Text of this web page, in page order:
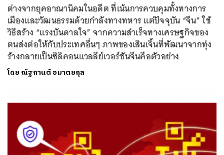
ต่างจากยุคอาณานิคมในอดีต ที่เน้นการควบคุมทั้งทางการ
เมืองและวัฒนธรรมด้วยกำลังทางทหาร แต่ปัจจุบัน “จีน” ใช้
วิธีสร้าง “แรงบันดาลใจ” จากความสำเร็จทางเศรษฐกิจของ
ตนส่งต่อให้กับประเทศอื่นๆ ภาพของเสินเจิ้นที่พัฒนาจากทุ่ง
ร้างกลายเป็นซิลิคอนแวลลีย์เวอร์ชันจีนคือตัวอย่าง
โดย ณัฐกานต์ อมาตยกุล